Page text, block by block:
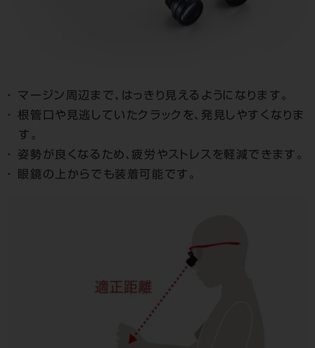
マージン周辺まで、はっきり見えるようになります。
根管口や見逃していたクラックを、発見しやすくなりま
す。
姿勢が良くなるため、疲労やストレスを軽減できます。
眼鏡の上からでも装着可能です。